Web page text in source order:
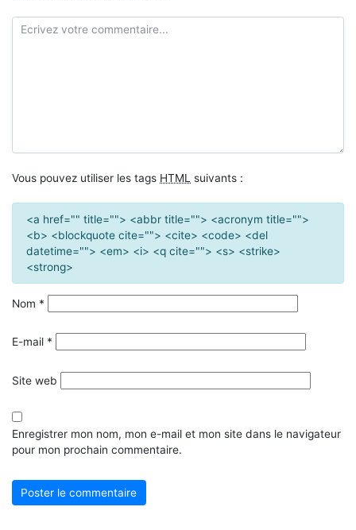
Vous pouvez utiliser les tags HTML suivants :
<a href="" title=""> <abbr title=""> <acronym title="">
<b> <blockquote cite=""> <cite> <code> <del
datetime=""> <em> <i> <q cite=""> <s> <strike>
<strong>
Nom *
E-mail *
Site web
Enregistrer mon nom, mon e-mail et mon site dans le navigateur
pour mon prochain commentaire.